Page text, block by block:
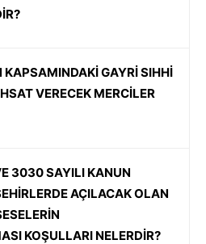
GAYRİ SIHHİ
VERECEK MERCİLER
3030 SAYILI KANUN
AÇILACAK OLAN
KOŞULLARI NELERDİR?